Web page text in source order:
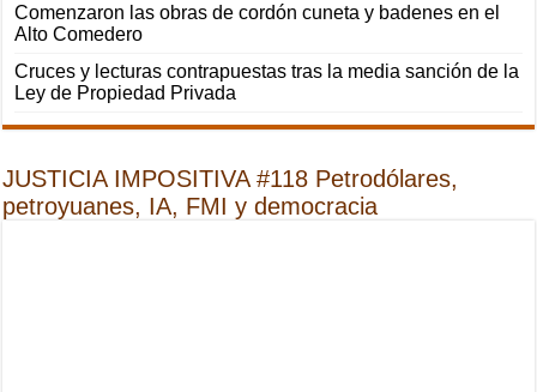
Comenzaron las obras de cordón cuneta y badenes en el
Alto Comedero
Cruces y lecturas contrapuestas tras la media sanción de la
Ley de Propiedad Privada
JUSTICIA IMPOSITIVA #118 Petrodólares,
petroyuanes, IA, FMI y democracia